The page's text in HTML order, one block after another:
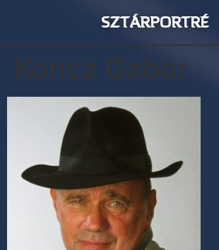
SZTÁRPORTRÉ
Koncz Gabor